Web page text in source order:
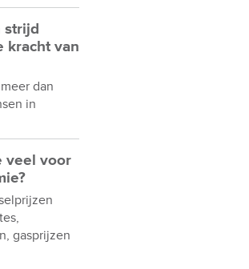
strijd
kracht van
dan
in
veel voor
gasprijzen